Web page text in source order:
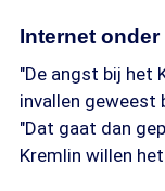
Internet
"De angst bij het
invallen geweest
"Dat gaat dan
Kremlin willen